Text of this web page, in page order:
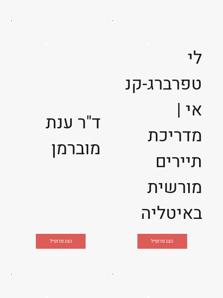
ד"ר ענת
מוברמן
הצג פרופיל
לי
טפרברג-קנ
אי |
מדריכת
תיירים
מורשית
באיטליה
הצג פרופיל